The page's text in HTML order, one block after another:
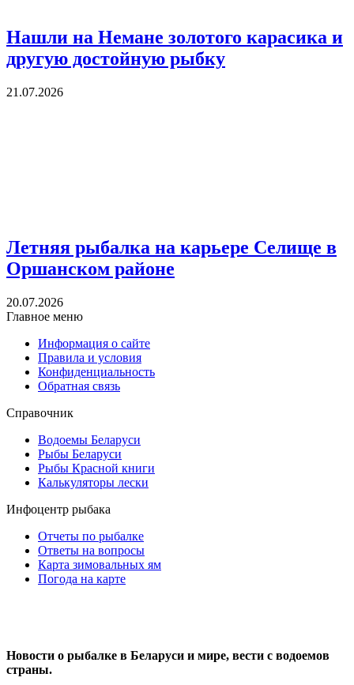
Нашли на Немане золотого карасика и
другую достойную рыбку
21.07.2026
Летняя рыбалка на карьере Селище в
Оршанском районе
20.07.2026
Главное меню
Информация о сайте
Правила и условия
Конфиденциальность
Обратная связь
Справочник
Водоемы Беларуси
Рыбы Беларуси
Рыбы Красной книги
Калькуляторы лески
Инфоцентр рыбака
Отчеты по рыбалке
Ответы на вопросы
Карта зимовальных ям
Погода на карте
Новости о рыбалке в Беларуси и мире, вести с водоемов
страны.